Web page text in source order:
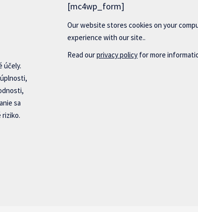
účely.
sa
[mc4wp_form]
Our website stores cookies on your
experience with our site..
Read ourprivacy policy for more